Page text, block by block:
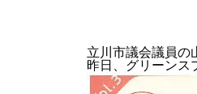
立川市議会議員の
昨日、グリーンス